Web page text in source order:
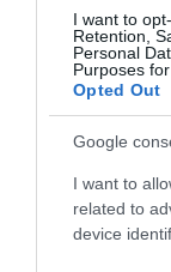
I want to
Retention,
Personal
Purposes
Opted Out
Google
I want to
related to
device
Μαριάννα
είναι”
Το